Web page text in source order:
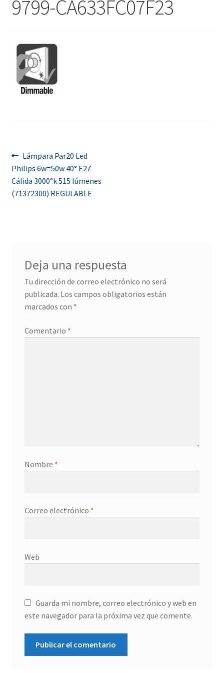
Contacta con nosotros
9799-CA633FC07F23
Navegación
de
entradas
Anterior:
Lámpara Par20 Led
Philips 6w=50w 40° E27
Cálida 3000°k 515 lúmenes
(71372300) REGULABLE
Deja una respuesta
Tu dirección de correo electrónico no será
publicada. Los campos obligatorios están
marcados con *
Comentario *
Nombre *
Correo electrónico *
Web
Guarda mi nombre, correo electrónico y web en
este navegador para la próxima vez que comente.